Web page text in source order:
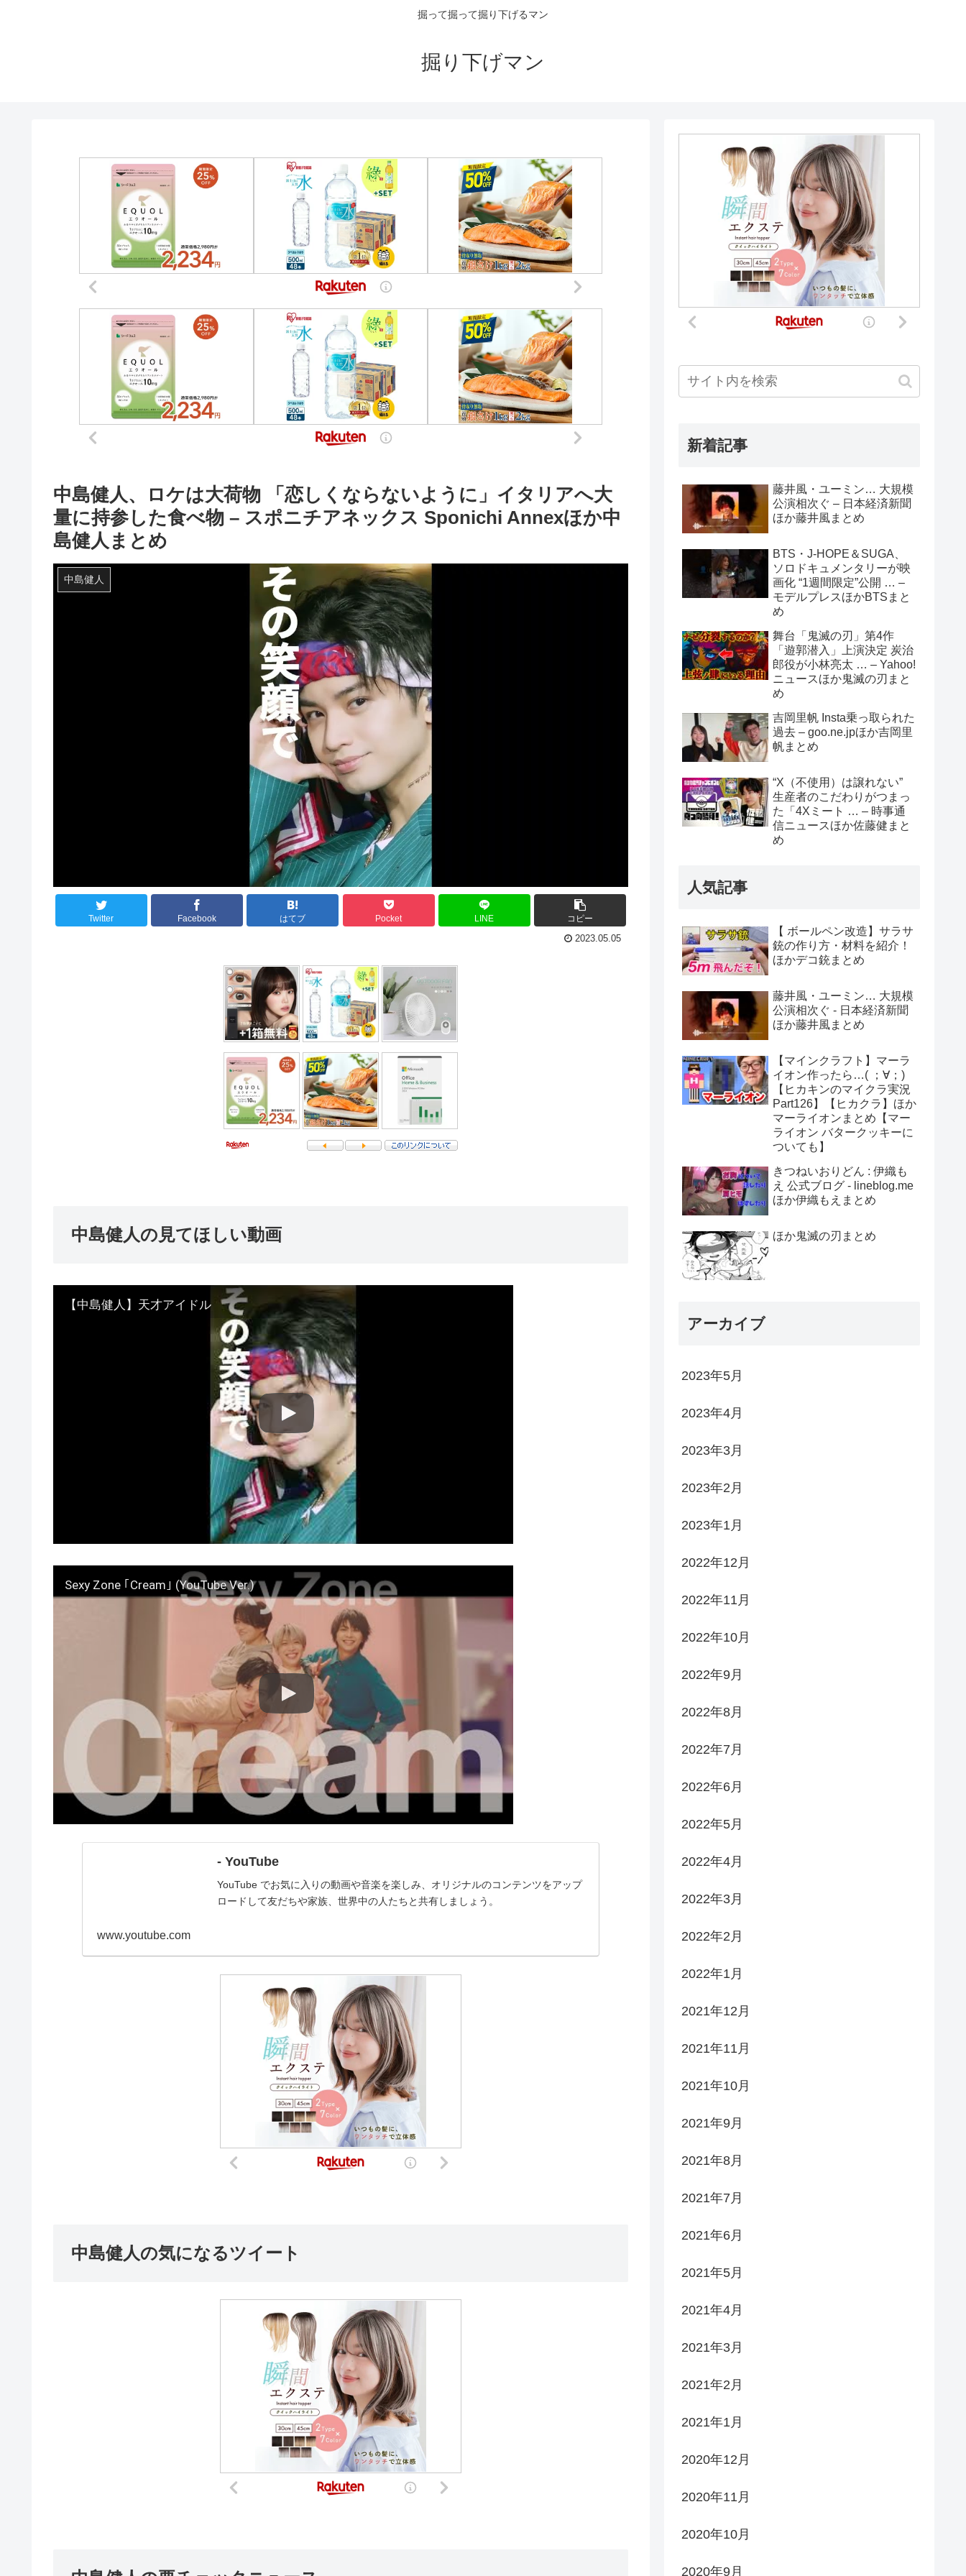
掘って掘って掘り下げるマン
掘り下げマン
中島健人、ロケは大荷物 「恋しくならないように」イタリアへ大
量に持参した食べ物 – スポニチアネックス Sponichi Annexほか中
島健人まとめ
中島健人
Twitter Facebook はてブ Pocket LINE コピー
2023.05.05
中島健人の見てほしい動画
【中島健人】天才アイドル
Sexy Zone ｢Cream｣ (YouTube Ver.)
- YouTube
YouTube でお気に入りの動画や音楽を楽しみ、オリジナルのコンテンツをアップ
ロードして友だちや家族、世界中の人たちと共有しましょう。
www.youtube.com
中島健人の気になるツイート
新着記事
藤井風・ユーミン… 大規模
公演相次ぐ – 日本経済新聞
ほか藤井風まとめ
BTS・J-HOPE＆SUGA、
ソロドキュメンタリーが映
画化 “1週間限定”公開 … –
モデルプレスほかBTSまと
め
舞台「鬼滅の刃」第4作
「遊郭潜入」上演決定 炭治
郎役が小林亮太 … – Yahoo!
ニュースほか鬼滅の刃まと
め
吉岡里帆 Insta乗っ取られた
過去 – goo.ne.jpほか吉岡里
帆まとめ
“X（不使用）は譲れない”
生産者のこだわりがつまっ
た「4Xミート … – 時事通
信ニュースほか佐藤健まと
め
人気記事
【 ボールペン改造】サラサ
銃の作り方・材料を紹介！
ほかデコ銃まとめ
藤井風・ユーミン… 大規模
公演相次ぐ - 日本経済新聞
ほか藤井風まとめ
【マインクラフト】マーラ
イオン作ったら…( ；∀；)
【ヒカキンのマイクラ実況
Part126】【ヒカクラ】ほか
マーライオンまとめ【マー
ライオン バタークッキーに
ついても】
きつねいおりどん : 伊織も
え 公式ブログ - lineblog.me
ほか伊織もえまとめ
ほか鬼滅の刃まとめ
アーカイブ
2023年5月
2023年4月
2023年3月
2023年2月
2023年1月
2022年12月
2022年11月
2022年10月
2022年9月
2022年8月
2022年7月
2022年6月
2022年5月
2022年4月
2022年3月
2022年2月
2022年1月
2021年12月
2021年11月
2021年10月
2021年9月
2021年8月
2021年7月
2021年6月
2021年5月
2021年4月
2021年3月
2021年2月
2021年1月
2020年12月
2020年11月
2020年10月
2020年9月